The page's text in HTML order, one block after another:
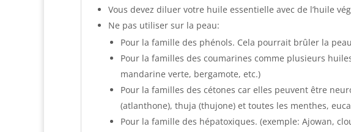
Vous devez diluer votre huile essentielle avec de l’huile
Ne pas utiliser sur la peau:
Pour la famille des phénols. Cela pourrait brûler la
Pour la familles des coumarines comme plusieurs
mandarine verte, bergamote, etc.)
Pour la familles des cétones car elles peuvent être
(atlanthone), thuja (thujone) et toutes les menthes,
Pour la famille des hépatoxiques. (exemple: Ajowan,